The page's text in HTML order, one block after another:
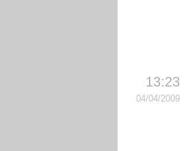
13:23
04/04/2009